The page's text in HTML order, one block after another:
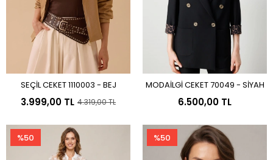
Sepete Ekle
SEÇİL CEKET 1110003 - BEJ
3.999,00 TL 4.319,00 TL
Sepete Ekle
MODAİLGİ CEKET 70049 - SİYAH
6.500,00 TL
%50 %50